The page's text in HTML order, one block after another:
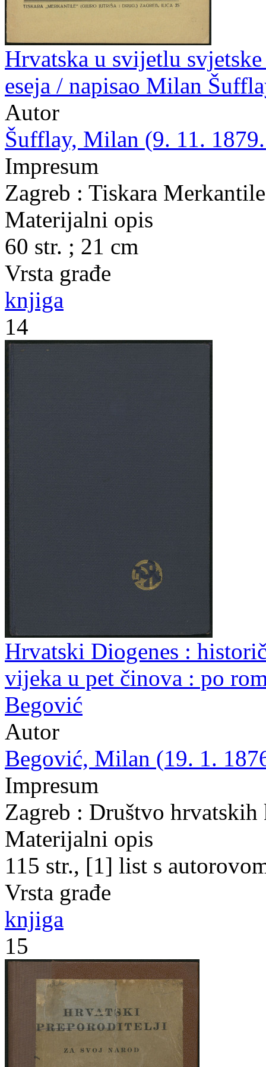
Hrvatska u svijetlu
eseja / napisao Milan
Autor
Šufflay, Milan (9. 11.
Impresum
Zagreb : Tiskara
Materijalni opis
60 str. ; 21 cm
Vrsta građe
knjiga
14
Hrvatski Diogenes :
vijeka u pet činova : po
Begović
Autor
Begović, Milan (19. 1.
Impresum
Zagreb : Društvo
Materijalni opis
115 str., [1] list s
Vrsta građe
knjiga
15